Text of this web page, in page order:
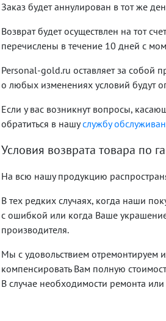
Заказ будет аннулирован в тот же
Возврат будет осуществлен на тот
перечислены в течение 10 дней с
Personal-gold.ru оставляет за собой
о любых изменениях условий будут
Если у вас возникнут вопросы,
обратиться в нашуслужбу
Условия возврата товара по
На всю нашу продукцию
В тех редких случаях, когда наши
с ошибкой или когда Ваше
производителя.
Мы с удовольствием отремонтируем
компенсировать Вам полную
В случае необходимости ремонта